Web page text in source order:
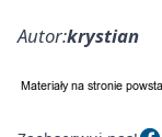
Autor:krystian